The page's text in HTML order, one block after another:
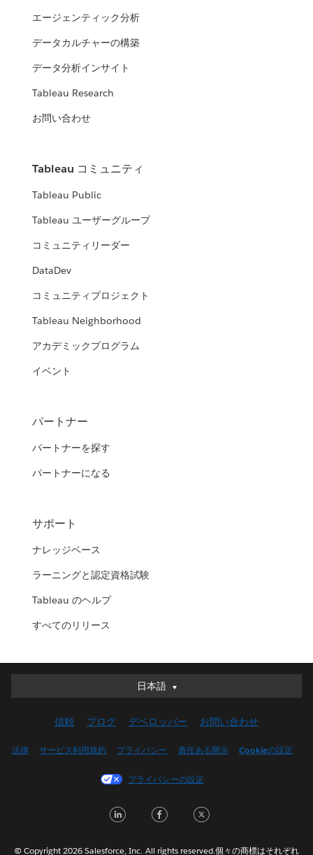
エージェンティック分析
データカルチャーの構築
データ分析インサイト
Tableau Research
お問い合わせ
Tableau コミュニティ
Tableau Public
Tableau ユーザーグループ
コミュニティリーダー
DataDev
コミュニティプロジェクト
Tableau Neighborhood
アカデミックプログラム
イベント
パートナー
パートナーを探す
パートナーになる
サポート
ナレッジベース
ラーニングと認定資格試験
Tableau のヘルプ
すべてのリリース
日本語
日本語
English (UK)
Français (Canada)
Italiano
信頼 ブログ デベロッパー お問い合わせ
法律 サービス利用規約 プライバシー 責任ある開示 Cookieの設定
プライバシーの設定
LinkedInFacebook
© Copyright 2026 Salesforce, Inc. All rights reserved.個々の商標はそれぞれ